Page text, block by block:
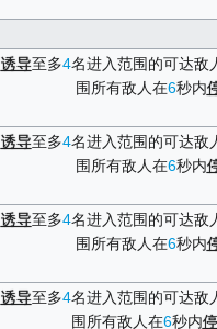
诱导至多4名进入范围的可达敌
围所有敌人在6秒内
诱导至多4名进入范围的可达敌
围所有敌人在6秒内
诱导至多4名进入范围的可达敌
围所有敌人在6秒内
诱导至多4名进入范围的可达敌
围所有敌人在6秒内